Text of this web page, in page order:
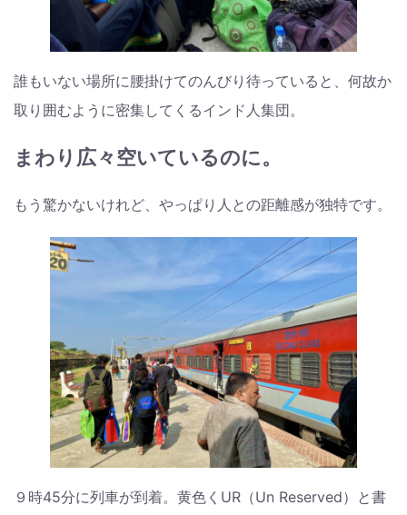
誰もいない場所に腰掛けてのんびり待っていると、何故か
取り囲むように密集してくるインド人集団。
まわり広々空いているのに。
もう驚かないけれど、やっぱり人との距離感が独特です。
９時45分に列車が到着。黄色くUR（Un Reserved）と書